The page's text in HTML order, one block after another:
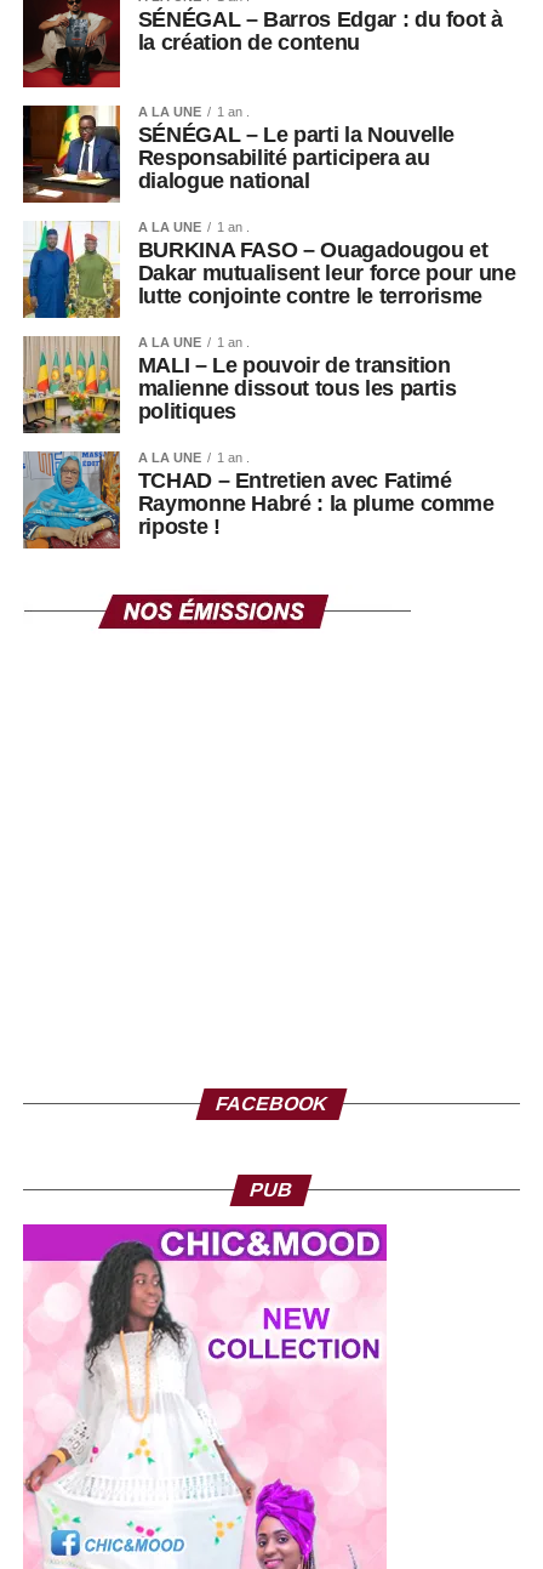
SÉNÉGAL – Barros Edgar : du foot à
la création de contenu
A LA UNE 1 an .
SÉNÉGAL – Le parti la Nouvelle
Responsabilité participera au
dialogue national
A LA UNE 1 an .
BURKINA FASO – Ouagadougou et
Dakar mutualisent leur force pour une
lutte conjointe contre le terrorisme
A LA UNE 1 an .
MALI – Le pouvoir de transition
malienne dissout tous les partis
politiques
A LA UNE 1 an .
TCHAD – Entretien avec Fatimé
Raymonne Habré : la plume comme
riposte !
FACEBOOK
PUB